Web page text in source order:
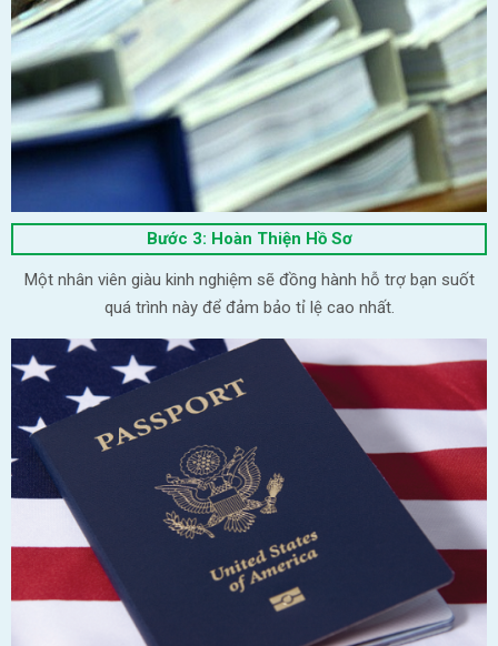
Bước 3: Hoàn Thiện Hồ Sơ
Một nhân viên giàu kinh nghiệm sẽ đồng hành hỗ trợ bạn suốt
quá trình này để đảm bảo tỉ lệ cao nhất.